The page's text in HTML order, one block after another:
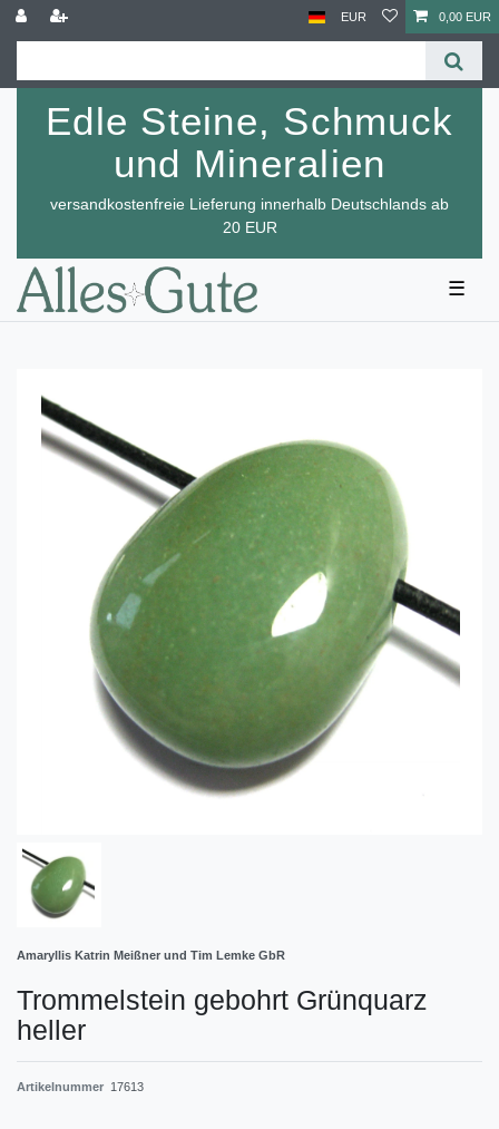
EUR 0,00 EUR
Edle Steine, Schmuck
und Mineralien
versandkostenfreie Lieferung innerhalb Deutschlands ab
20 EUR
☰
Amaryllis Katrin Meißner und Tim Lemke GbR
Trommelstein gebohrt Grünquarz
heller
Artikelnummer 17613